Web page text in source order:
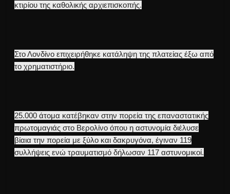
κτιρίου της καθολικής αρχιεπισκοπής.
Στο Λονδίνο επιχειρήθηκε κατάληψη της πλατείας έξω από
το χρηματιστήριο.
25.000 άτομα κατέβηκαν στην πορεία της επαναστατικής
πρωτομαγιάς στο Βερολίνο όπου η αστυνομία διέλυσε
βίαια την πορεία με ξύλο και δακρυγόνα, έγιναν 119
συλλήψεις ενώ τραυματισμό δήλωσαν 117 αστυνομικοί.